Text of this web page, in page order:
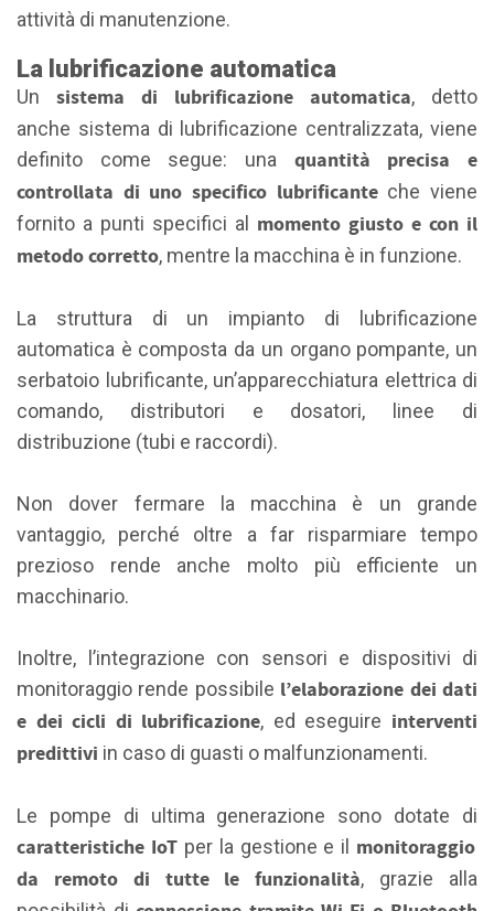
attività di manutenzione.
La lubrificazione automatica
Un sistema di lubrificazione automatica, detto
anche sistema di lubrificazione centralizzata, viene
definito come segue: una quantità precisa e
controllata di uno specifico lubrificanteche viene
fornito a punti specifici al momento giusto e con il
metodo corretto, mentre la macchina è in funzione.
La struttura di un impianto di lubrificazione
automatica è composta da un organo pompante, un
serbatoio lubrificante, un’apparecchiatura elettrica di
comando, distributori e dosatori, linee di
distribuzione (tubi e raccordi).
Non dover fermare la macchina è un grande
vantaggio, perché oltre a far risparmiare tempo
prezioso rende anche molto più efficiente un
macchinario.
Inoltre, l’integrazione con sensori e dispositivi di
monitoraggio rende possibile l’elaborazione dei dati
e dei cicli di lubrificazione, ed eseguire interventi
predittivi in caso di guasti o malfunzionamenti.
Le pompe di ultima generazione sono dotate di
caratteristiche IoT per la gestione e il monitoraggio
da remoto di tutte le funzionalità, grazie alla